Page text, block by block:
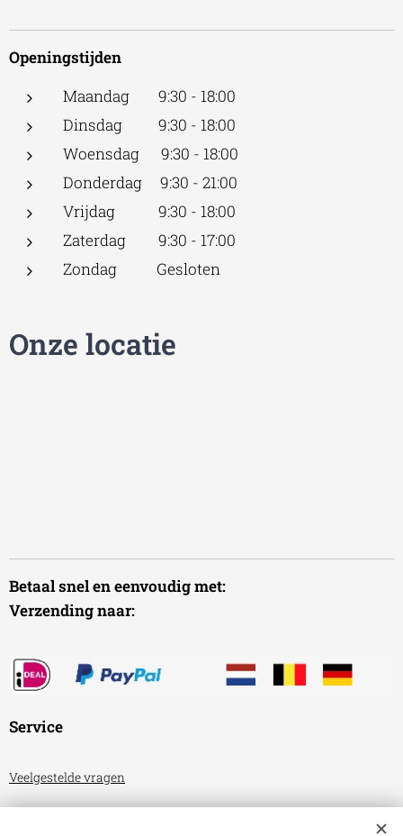
Openingstijden
Maandag 9:30 - 18:00
Dinsdag 9:30 - 18:00
Woensdag 9:30 - 18:00
Donderdag 9:30 - 21:00
Vrijdag 9:30 - 18:00
Zaterdag 9:30 - 17:00
Zondag Gesloten
Onze locatie
Betaal snel en eenvoudig met:
Verzending naar:
Service
Veelgestelde vragen